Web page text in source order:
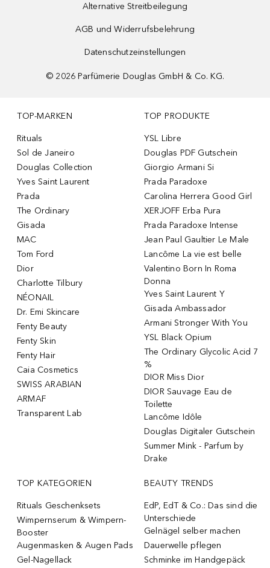
Alternative Streitbeilegung
AGB und Widerrufsbelehrung
Datenschutzeinstellungen
© 2026 Parfümerie Douglas GmbH & Co. KG.
TOP-MARKEN
Rituals
Sol de Janeiro
Douglas Collection
Yves Saint Laurent
Prada
The Ordinary
Gisada
MAC
Tom Ford
Dior
Charlotte Tilbury
NÉONAIL
Dr. Emi Skincare
Fenty Beauty
Fenty Skin
Fenty Hair
Caia Cosmetics
SWISS ARABIAN
ARMAF
Transparent Lab
TOP PRODUKTE
YSL Libre
Douglas PDF Gutschein
Giorgio Armani Si
Prada Paradoxe
Carolina Herrera Good Girl
XERJOFF Erba Pura
Prada Paradoxe Intense
Jean Paul Gaultier Le Male
Lancôme La vie est belle
Valentino Born In Roma
Donna
Yves Saint Laurent Y
Gisada Ambassador
Armani Stronger With You
YSL Black Opium
The Ordinary Glycolic Acid 7
%
DIOR Miss Dior
DIOR Sauvage Eau de
Toilette
Lancôme Idôle
Douglas Digitaler Gutschein
Summer Mink - Parfum by
Drake
TOP KATEGORIEN
Rituals Geschenksets
Wimpernserum & Wimpern-
Booster
Augenmasken & Augen Pads
Gel-Nagellack
BEAUTY TRENDS
EdP, EdT & Co.: Das sind die
Unterschiede
Gelnägel selber machen
Dauerwelle pflegen
Schminke im Handgepäck